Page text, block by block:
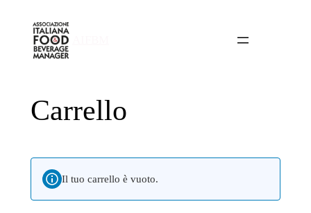
Carrello
Il tuo carrello è vuoto.